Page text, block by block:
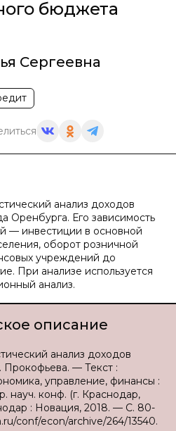
бюджета
Сергеевна
анализ доходов
Оренбурга. Его зависимость
— инвестиции в основной
оборот розничной
учреждений до
При анализе используется
анализ.
описание
анализ доходов
— Текст :
управление, финансы :
науч. конф. (г. Краснодар,
: Новация, 2018. — С. 80-
conf/econ/archive/264/13540.